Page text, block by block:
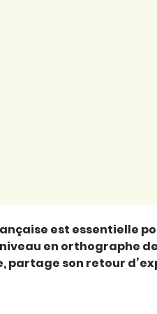
est essentielle
en orthographe
partage son retour